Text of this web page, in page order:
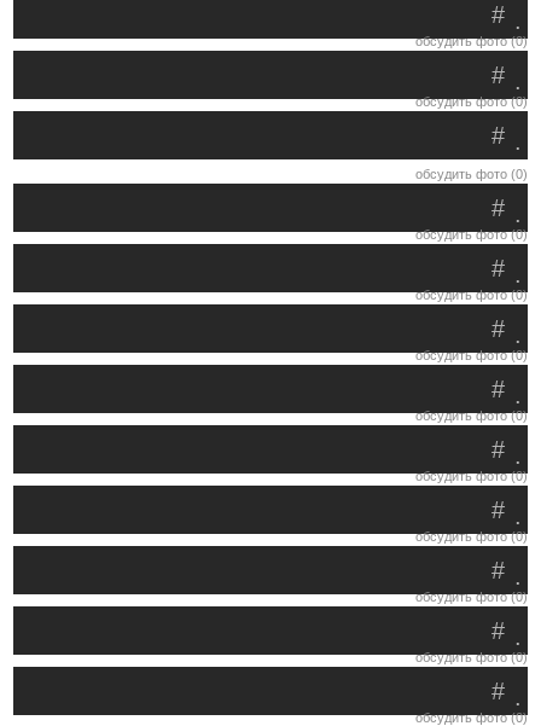
.
#
обсудить фото (0)
.
#
обсудить фото (0)
.
#
обсудить фото (0)
.
#
обсудить фото (0)
.
#
обсудить фото (0)
.
#
обсудить фото (0)
.
#
обсудить фото (0)
.
#
обсудить фото (0)
.
#
обсудить фото (0)
.
#
обсудить фото (0)
.
#
обсудить фото (0)
.
#
обсудить фото (0)